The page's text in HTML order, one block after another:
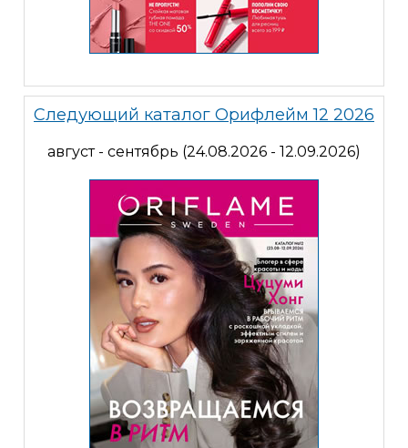
Следующий каталог Орифлейм 12 2026
август - сентябрь (24.08.2026 - 12.09.2026)